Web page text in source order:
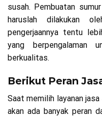
susah. Pembuatan
haruslah dilakukan
pengerjaannya tentu
yang berpengalaman
berkualitas.
Berikut Peran
Saat memilih layanan
akan ada banyak peran